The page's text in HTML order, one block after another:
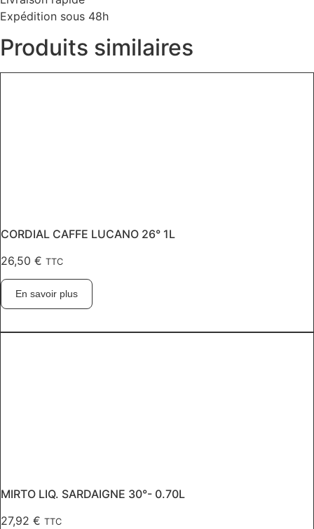
Expédition sous 48h
Produits similaires
CORDIAL CAFFE LUCANO 26° 1L
26,50 € TTC
En savoir plus
MIRTO LIQ. SARDAIGNE 30°- 0.70L
27,92 € TTC